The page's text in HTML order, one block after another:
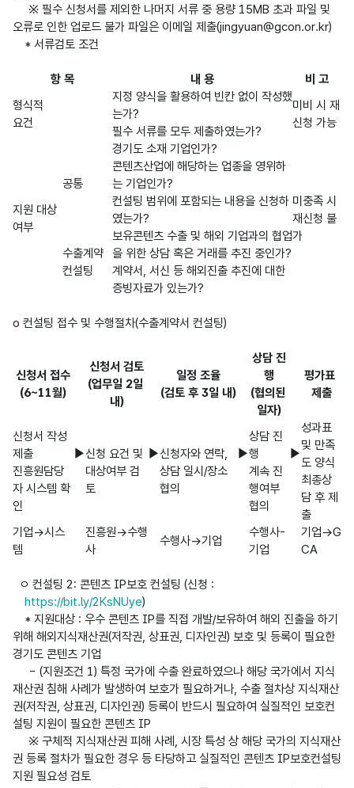
오류로 인한 업로드 불가 파일은 이메일 제출(jingyuan@gcon.or.kr)
항 목 내 용
비 고
형식적
요건
지정 양식을 활용하여 빈칸 없이 작성했
는가?
미비 시 재
신청 가능
필수 서류를 모두 제출하였는가?
지원 대상
여부
공통
경기도 소재 기업인가?
미충족 시
재신청 불
가
콘텐츠산업에 해당하는 업종을 영위하
는 기업인가?
컨설팅 범위에 포함되는 내용을 신청하
였는가?
수출계약
컨설팅
보유콘텐츠 수출 및 해외 기업과의 협업
을 위한 상담 혹은 거래를 추진 중인가?
계약서, 서신 등 해외진출 추진에 대한
증빙자료가 있는가?
o 컨설팅 접수 및 수행절차(수출계약서 컨설팅)
신청서 접수
(6~11월)
▶
신청서 검토
(업무일 2일
내)
▶
일정 조율
(검토 후 3일 내)
▶
상담 진
행
(협의된
일자)
▶
평가표
제출
신청서 작성
제출
진흥원담당
자 시스템 확
인
신청 요건 및
대상여부 검
토
신청자와 연락,
상담 일시/장소
협의
상담 진
행
계속 진
행여부
협의
성과표
및 만족
도 양식
최종상
담 후 제
출
기업→시스
템
진흥원→수행
사
수행사→기업
수행사-
기업
기업→G
CA
  ㅇ 컨설팅 2: 콘텐츠 IP보호 컨설팅 (신청 :
https://bit.ly/2KsNUye)
위해 해외지식재산권(저작권, 상표권, 디자인권) 보호 및 등록이 필요한
경기도 콘텐츠 기업
재산권 침해 사례가 발생하여 보호가 필요하거나, 수출 절차상 지식재산
권(저작권, 상표권, 디자인권) 등록이 반드시 필요하여 실질적인 보호컨
설팅 지원이 필요한 콘텐츠 IP
권 등록 절차가 필요한 경우 등 타당하고 실질적인 콘텐츠 IP보호컨설팅
지원 필요성 검토